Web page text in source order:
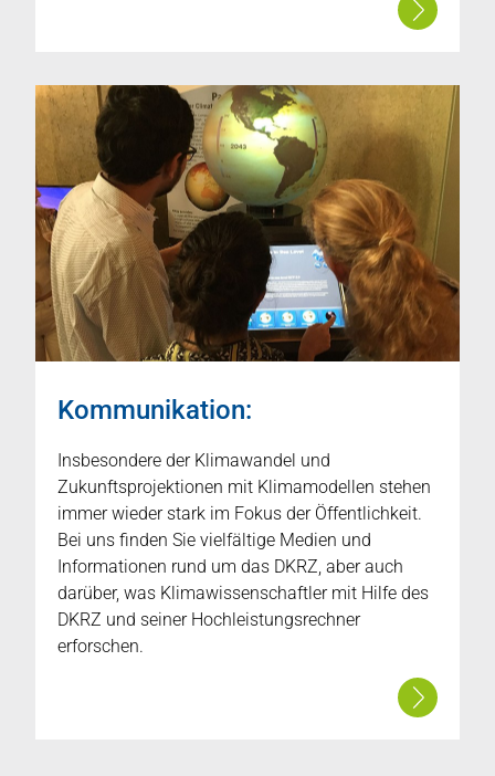
Kommunikation:
Insbesondere der Klimawandel und
Zukunftsprojektionen mit Klimamodellen stehen
immer wieder stark im Fokus der Öffentlichkeit.
Bei uns finden Sie vielfältige Medien und
Informationen rund um das DKRZ, aber auch
darüber, was Klimawissenschaftler mit Hilfe des
DKRZ und seiner Hochleistungsrechner
erforschen.